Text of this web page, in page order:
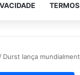
/ Durst lança